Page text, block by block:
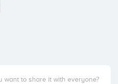
want to share it with everyone?